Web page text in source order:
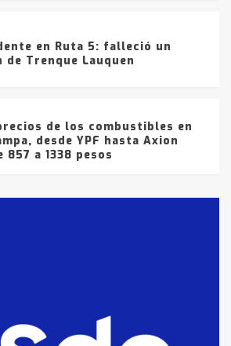
en Ruta 5: falleció un
de Trenque Lauquen
de los combustibles en
desde YPF hasta Axion
857 a 1338 pesos
detenidos por
de drogas en la